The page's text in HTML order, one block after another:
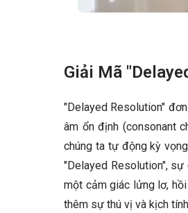
Giải Mã
"Delayed Resolution"
âm ổn định (consonant
chúng ta tự động kỳ
"Delayed Resolution",
một cảm giác lửng lơ,
thêm sự thú vị và kịch